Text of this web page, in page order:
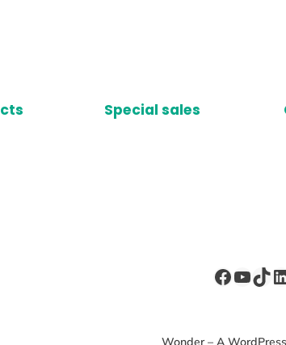
Special sales
Wonder – A